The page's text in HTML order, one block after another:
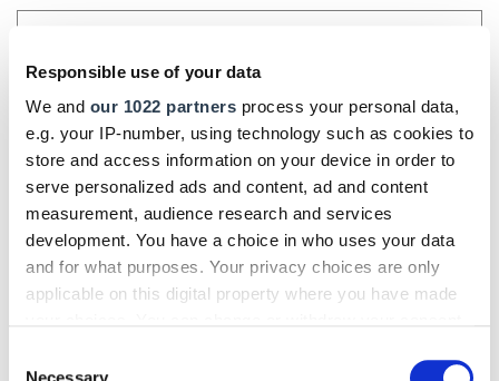
Responsible use of your data
We and our 1022 partners process your personal data,
e.g. your IP-number, using technology such as cookies to
store and access information on your device in order to
serve personalized ads and content, ad and content
measurement, audience research and services
development. You have a choice in who uses your data
and for what purposes. Your privacy choices are only
applicable on this digital property where you have made
the Privacy trigger icon.
Necessary
E-Mail
Kommentar